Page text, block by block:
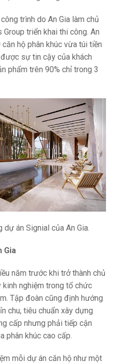
trình do An Gia làm chủ
triển khai thi công. An
hộ phân khúc vừa túi tiền
sự tin cậy của khách
phẩm trên 90% chỉ trong 3
án Signial của An Gia.
Gia
năm trước khi trở thành chủ
nghiệm trong tổ chức
Tập đoàn cũng định hướng
chu, tiêu chuẩn xây dựng
cấp nhưng phải tiếp cận
phân khúc cao cấp.
mỗi dự án căn hộ như một